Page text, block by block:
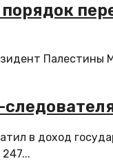
порядок
Палестины
в доход